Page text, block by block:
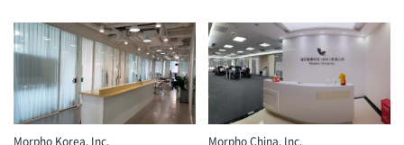
Morpho Korea, Inc. Morpho China, Inc.